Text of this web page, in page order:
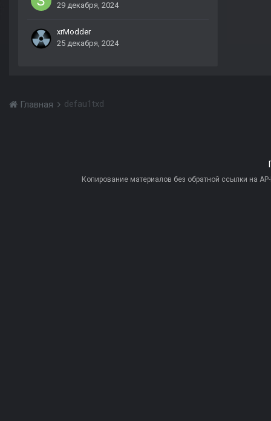
29 декабря, 2024
xrModder
25 декабря, 2024
Главная defau1txd
Копирование материалов без обратной ссылки на